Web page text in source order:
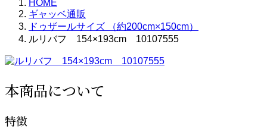
HOME
ギャッベ通販
ドゥザールサイズ （約200cm×150cm）
ルリバフ 154×193cm 10107555
本商品について
特徴